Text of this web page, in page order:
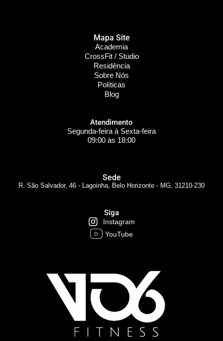
Mapa Site
Academia
CrossFit / Studio
Residência
Sobre Nós
Políticas
Blog
Atendimento
Segunda-feira à Sexta-feira
09:00 às 18:00
Sede
R. São Salvador, 46 - Lagoinha, Belo Horizonte - MG, 31210-230
Siga
Instagram
YouTube